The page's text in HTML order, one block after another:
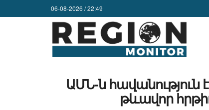
06-08-2026 / 22:49
ԱՄՆ-ն հավանություն
թևավոր